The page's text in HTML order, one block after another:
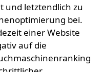
und letztendlich zu
bei.
einer Website
auf die